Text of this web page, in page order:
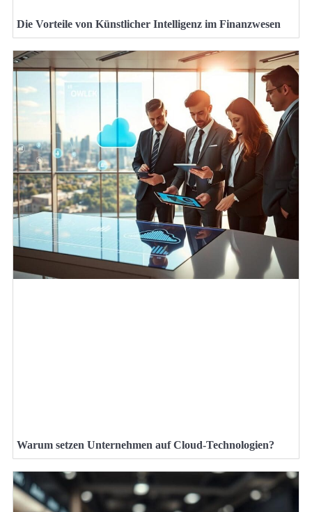
Die Vorteile von Künstlicher Intelligenz im Finanzwesen
Warum setzen Unternehmen auf Cloud-Technologien?